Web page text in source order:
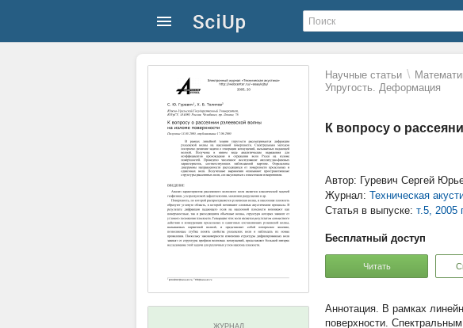
Научные статьи \
Упругость. Деформация
К вопросу о
ЖУРНАЛ
Автор: Гуревич Сергей
Журнал: Техническая
Статья в выпуске: т.5, 2005
Бесплатный доступ
Читать
В рамках
поверхности.